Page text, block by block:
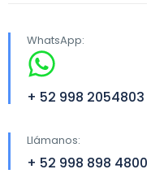
WhatsApp:
+ 52 998 2054803
Llámanos:
+ 52 998 898 4800